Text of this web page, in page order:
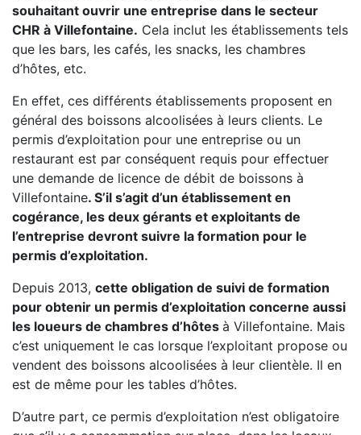
souhaitant ouvrir une entreprise dans le secteur
CHR à Villefontaine. Cela inclut les établissements tels
que les bars, les cafés, les snacks, les chambres
d’hôtes, etc.
En effet, ces différents établissements proposent en
général des boissons alcoolisées à leurs clients. Le
permis d’exploitation pour une entreprise ou un
restaurant est par conséquent requis pour effectuer
une demande de licence de débit de boissons à
Villefontaine. S’il s’agit d’un établissement en
cogérance, les deux gérants et exploitants de
l’entreprise devront suivre la formation pour le
permis d’exploitation.
Depuis 2013, cette obligation de suivi de formation
pour obtenir un permis d’exploitation concerne aussi
les loueurs de chambres d’hôtes à Villefontaine. Mais
c’est uniquement le cas lorsque l’exploitant propose ou
vendent des boissons alcoolisées à leur clientèle. Il en
est de même pour les tables d’hôtes.
D’autre part, ce permis d’exploitation n’est obligatoire